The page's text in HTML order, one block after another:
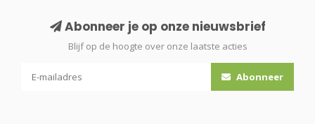
Abonneer je op onze nieuwsbrief
Blijf op de hoogte over onze laatste acties
Abonneer